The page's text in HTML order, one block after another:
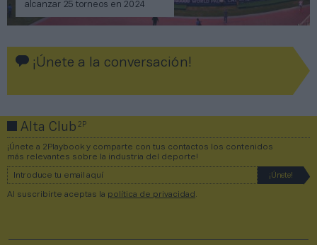
alcanzar 25 torneos en 2024
¡Únete a la conversación!
Alta Club2P
¡Únete a 2Playbook y comparte con tus contactos los contenidos
más relevantes sobre la industria del deporte!
Al suscribirte aceptas la política de privacidad .